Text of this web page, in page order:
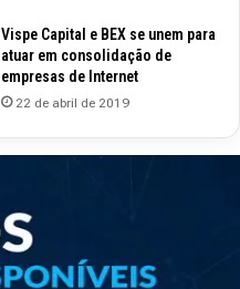
Vispe Capital e BEX se unem para
atuar em consolidação de
empresas de Internet
22 de abril de 2019